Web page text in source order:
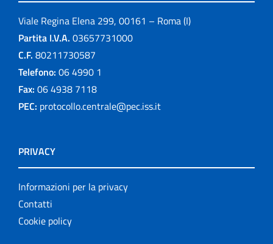
Viale Regina Elena 299, 00161 – Roma (I)
Partita I.V.A. 03657731000
C.F. 80211730587
Telefono: 06 4990 1
Fax: 06 4938 7118
PEC: protocollo.centrale@pec.iss.it
PRIVACY
Informazioni per la privacy
Contatti
Cookie policy